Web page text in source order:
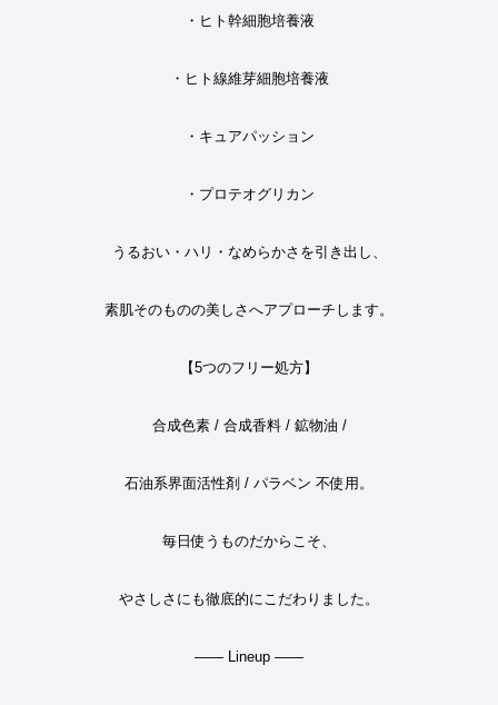
・ヒト幹細胞培養液
・ヒト線維芽細胞培養液
・キュアパッション
・プロテオグリカン
うるおい・ハリ・なめらかさを引き出し、
素肌そのものの美しさへアプローチします。
【5つのフリー処方】
合成色素/ 合成香料/ 鉱物油 /
石油系界面活性剤 / パラベン 不使用。
毎日使うものだからこそ、
やさしさにも徹底的にこだわりました。
—— Lineup ——